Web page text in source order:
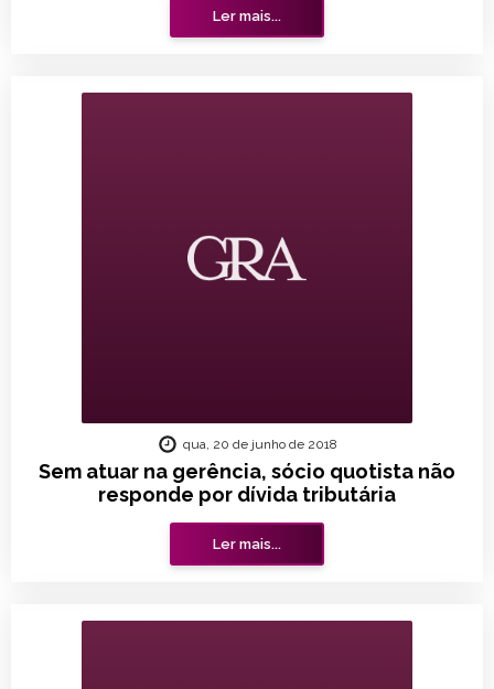
Ler mais...
Sem atuar na gerência, sócio quotista não
responde por dívida tributária
qua, 20 de junho de 2018
Ler mais...